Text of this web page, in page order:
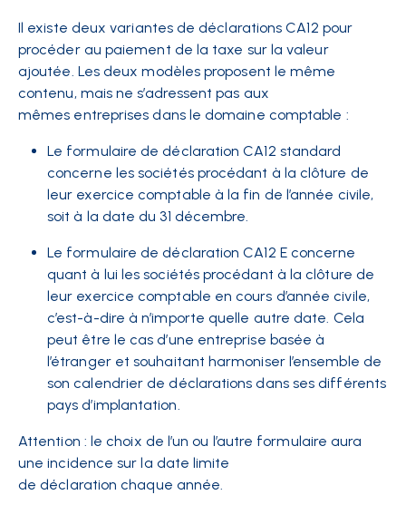
Il existe deux variantes de déclarations CA12 pour
procéder au paiement de la taxe sur la valeur
ajoutée. Les deux modèles proposent le même
contenu, mais ne s’adressent pas aux
mêmes entreprises dans le domaine comptable :
Le formulaire de déclaration CA12 standard
concerne les sociétés procédant à la clôture de
leur exercice comptable à la fin de l’année civile,
soit à la date du 31 décembre.
Le formulaire de déclaration CA12 E concerne
quant à lui les sociétés procédant à la clôture de
leur exercice comptable en cours d’année civile,
c’est-à-dire à n’importe quelle autre date. Cela
peut être le cas d’une entreprise basée à
l’étranger et souhaitant harmoniser l’ensemble de
son calendrier de déclarations dans ses différents
pays d’implantation.
Attention : le choix de l’un ou l’autre formulaire aura
une incidence sur la date limite
de déclaration chaque année.